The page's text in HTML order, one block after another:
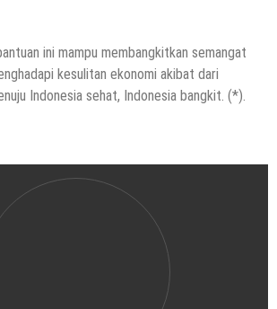
ini mampu membangkitkan semangat
kesulitan ekonomi akibat dari
Indonesia sehat, Indonesia bangkit. (*).